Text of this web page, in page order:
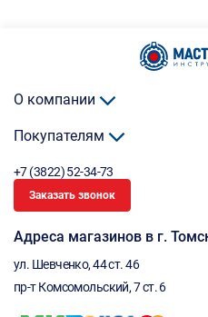
О компании
Покупателям
+7 (3822) 52-34-73
Заказать звонок
Адреса магазинов в г.
ул. Шевченко, 44 ст. 46
пр-т Комсомольский, 7 ст. 6